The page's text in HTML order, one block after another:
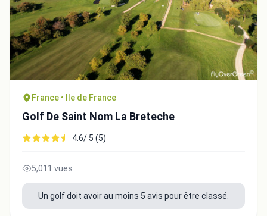
France • Ile de France
Golf De Saint Nom La Breteche
4.6/ 5 (5)
5,011 vues
Un golf doit avoir au moins 5 avis pour être classé.
Intégrer la video
Copier dans le presse-papiers